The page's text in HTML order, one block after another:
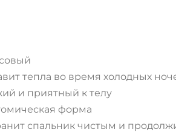
тепла во время холодных
и приятный к телу
форма
спальник чистым и